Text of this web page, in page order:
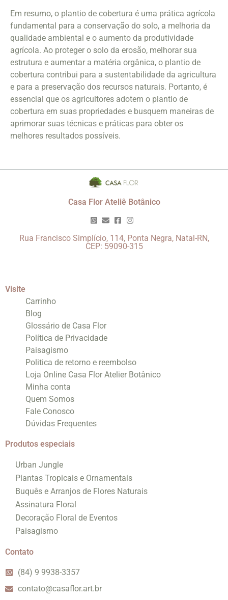
Em resumo, o plantio de cobertura é uma prática agrícola
fundamental para a conservação do solo, a melhoria da
qualidade ambiental e o aumento da produtividade
agrícola. Ao proteger o solo da erosão, melhorar sua
estrutura e aumentar a matéria orgânica, o plantio de
cobertura contribui para a sustentabilidade da agricultura
e para a preservação dos recursos naturais. Portanto, é
essencial que os agricultores adotem o plantio de
cobertura em suas propriedades e busquem maneiras de
aprimorar suas técnicas e práticas para obter os
melhores resultados possíveis.
Casa Flor Ateliê Botânico
Rua Francisco Simplício, 114, Ponta Negra, Natal-RN,
CEP: 59090-315
Visite
Carrinho
Blog
Glossário de Casa Flor
Política de Privacidade
Paisagismo
Politica de retorno e reembolso
Loja Online Casa Flor Atelier Botânico
Minha conta
Quem Somos
Fale Conosco
Dúvidas Frequentes
Produtos especiais
Urban Jungle
Plantas Tropicais e Ornamentais
Buquês e Arranjos de Flores Naturais
Assinatura Floral
Decoração Floral de Eventos
Paisagismo
Contato
(84) 9 9938-3357
contato@casaflor.art.br